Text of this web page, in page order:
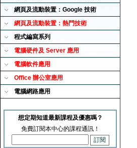
網頁及流動裝置：Google 技術
網頁及流動裝置：熱門技術
程式編寫系列
電腦硬件及 Server 應用
電腦軟件應用
Office 辦公室應用
電腦網路應用
想定期知道最新課程及優惠嗎？
免費訂閱本中心的課程通訊！